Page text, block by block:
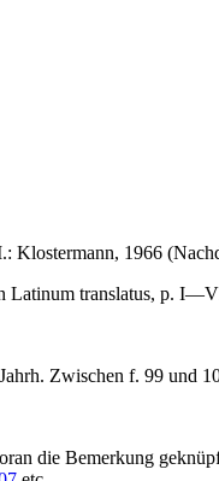
Klostermann, 1966
Latinum translatus, p.
Zwischen f. 99 und
die Bemerkung